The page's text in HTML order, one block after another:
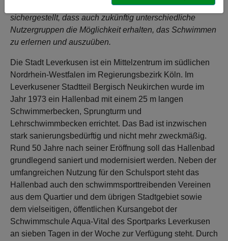
Erreichen der Klimaschutzziele der Stadt bei. Damit wird
sichergestellt, dass auch zukünftig unterschiedliche
Nutzergruppen die Möglichkeit erhalten, das Schwimmen
zu erlernen und auszuüben.
Die Stadt Leverkusen ist ein Mittelzentrum im südlichen
Nordrhein-Westfalen im Regierungsbezirk Köln. Im
Leverkusener Stadtteil Bergisch Neukirchen wurde im
Jahr 1973 ein Hallenbad mit einem 25 m langen
Schwimmerbecken, Sprungturm und
Lehrschwimmbecken errichtet. Das Bad ist inzwischen
stark sanierungsbedürftig und nicht mehr zweckmäßig.
Rund 50 Jahre nach seiner Eröffnung soll das Hallenbad
grundlegend saniert und modernisiert werden. Neben der
umfangreichen Nutzung für den Schulsport steht das
Hallenbad auch den schwimmsporttreibenden Vereinen
aus dem Quartier und dem übrigen Stadtgebiet sowie
dem vielseitigen, öffentlichen Kursangebot der
Schwimmschule Aqua-Vital des Sportparks Leverkusen
an sieben Tagen in der Woche zur Verfügung steht. Durch